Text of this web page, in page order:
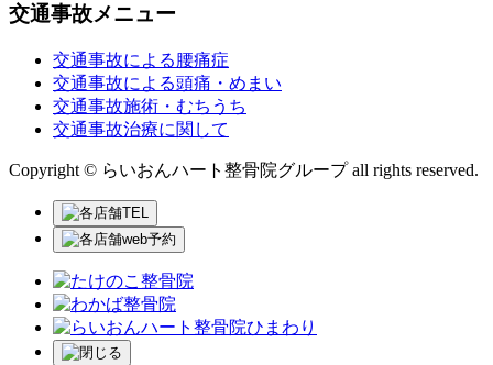
交通事故メニュー
交通事故による腰痛症
交通事故による頭痛・めまい
交通事故施術・むちうち
交通事故治療に関して
Copyright © らいおんハート整骨院グループ all rights reserved.